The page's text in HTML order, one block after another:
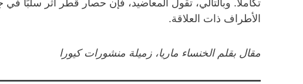
تكاملاً. وبالتالي، تقول المعاضيد، فإن حصار قطر أثر
الأطراف ذات العلاقة.
مقال بقلم الخنساء ماريا، زميلة منشورات كيورا